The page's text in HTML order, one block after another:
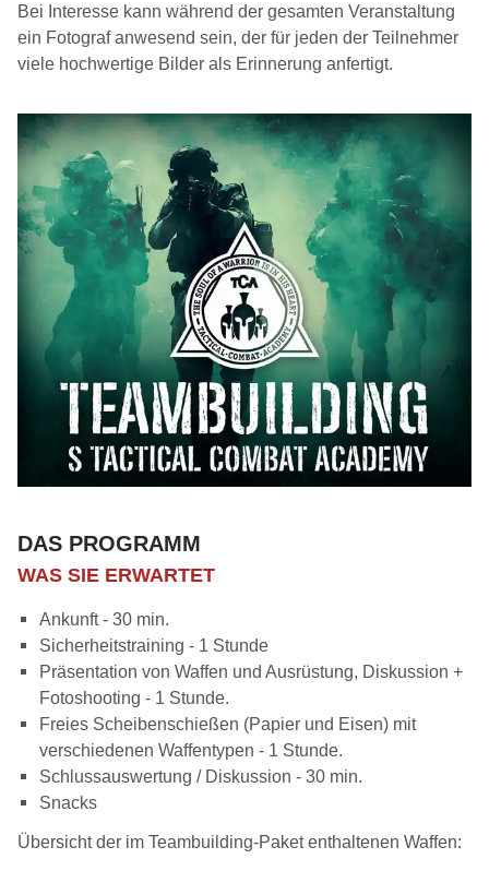
Bei Interesse kann während der gesamten Veranstaltung
ein Fotograf anwesend sein, der für jeden der Teilnehmer
viele hochwertige Bilder als Erinnerung anfertigt.
DAS PROGRAMM
WAS SIE ERWARTET
Ankunft - 30 min.
Sicherheitstraining - 1 Stunde
Präsentation von Waffen und Ausrüstung, Diskussion +
Fotoshooting - 1 Stunde.
Freies Scheibenschießen (Papier und Eisen) mit
verschiedenen Waffentypen - 1 Stunde.
Schlussauswertung / Diskussion - 30 min.
Snacks
Übersicht der im Teambuilding-Paket enthaltenen Waffen: